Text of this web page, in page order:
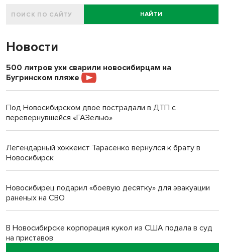
НАЙТИ
Новости
500 литров ухи сварили новосибирцам на
Бугринском пляже
Под Новосибирском двое пострадали в ДТП с
перевернувшейся «ГАЗелью»
Легендарный хоккеист Тарасенко вернулся к брату в
Новосибирск
Новосибирец подарил «боевую десятку» для эвакуации
раненых на СВО
В Новосибирске корпорация кукол из США подала в суд
на приставов